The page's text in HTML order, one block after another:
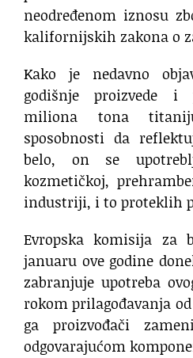
neodređenom iznosu
kalifornijskih zakona o
Kako je nedavno
godišnje proizvede
miliona tona
sposobnosti da
belo, on se
kozmetičkoj,
industriji, i to proteklih
Evropska komisija za
januaru ove godine
zabranjuje upotreba
rokom prilagođavanja
ga proizvođači
odgovarajućom